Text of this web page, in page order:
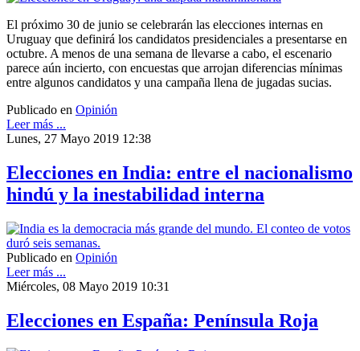
El próximo 30 de junio se celebrarán las elecciones internas en
Uruguay que definirá los candidatos presidenciales a presentarse en
octubre. A menos de una semana de llevarse a cabo, el escenario
parece aún incierto, con encuestas que arrojan diferencias mínimas
entre algunos candidatos y una campaña llena de jugadas sucias.
Publicado en Opinión
Leer más ...
Lunes, 27 Mayo 2019 12:38
Elecciones en India: entre el nacionalismo
hindú y la inestabilidad interna
Publicado en Opinión
Leer más ...
Miércoles, 08 Mayo 2019 10:31
Elecciones en España: Península Roja